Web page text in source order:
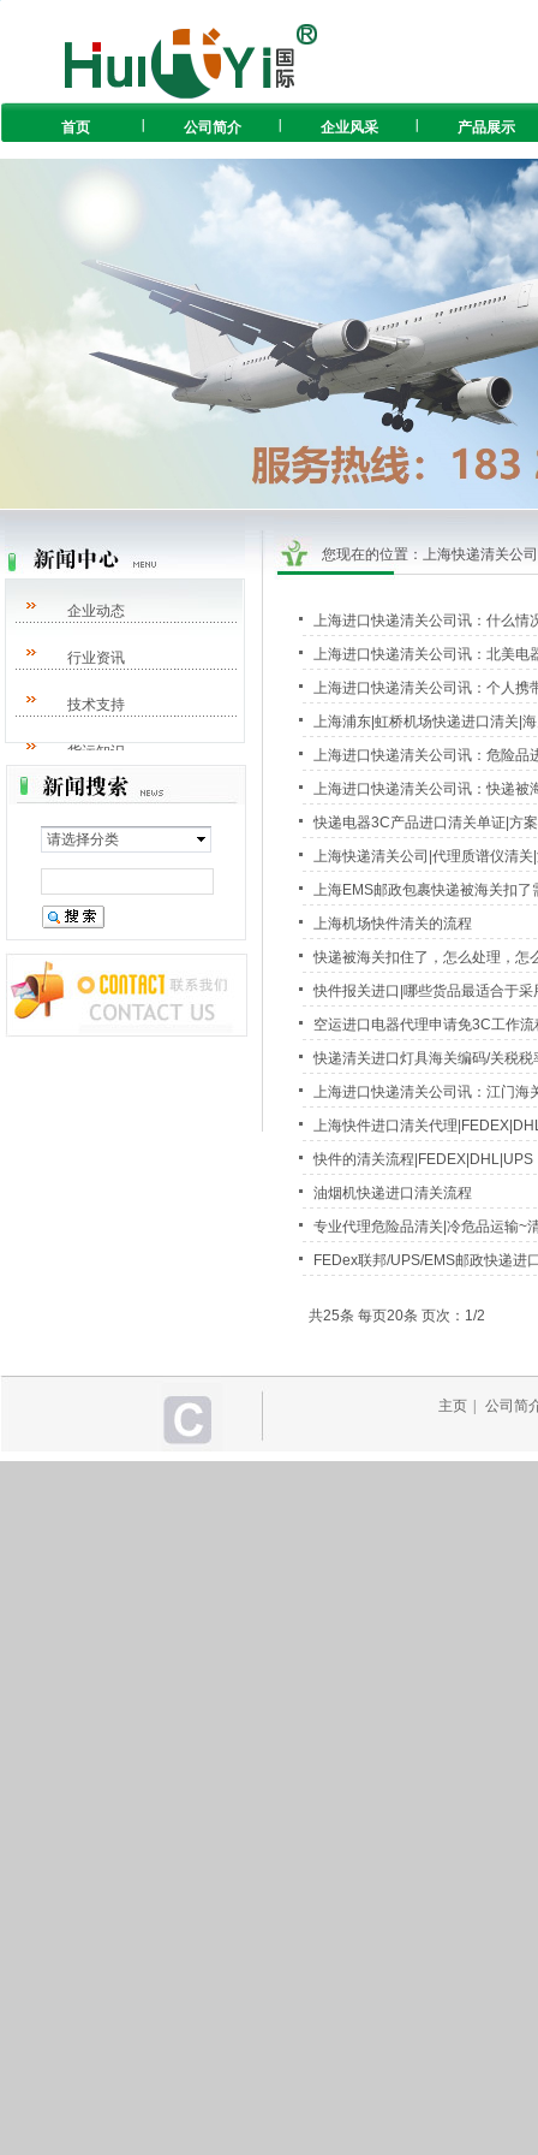
首页 公司简介 企业风采 产品展示
企业动态
行业资讯
技术支持
货运知识
进口知识
您现在的位置： 上海快递清关公
上海进口快递清关公司讯：什么情
上海进口快递清关公司讯：北美电
上海进口快递清关公司讯：个人携
上海浦东|虹桥机场快递进口清关|
上海进口快递清关公司讯：危险品
上海进口快递清关公司讯：快递被
快递电器3C产品进口清关单证|方
上海快递清关公司|代理质谱仪清
上海EMS邮政包裹快递被海关扣了
上海机场快件清关的流程
快递被海关扣住了，怎么处理，怎
快件报关进口|哪些货品最适合于采
空运进口电器代理申请免3C工作流
快递清关进口灯具海关编码/关税税
上海进口快递清关公司讯：江门海
上海快件进口清关代理
快件的清关流程|FEDEX|DHL|UPS
油烟机快递进口清关流程
专业代理危险品清关|冷危品运输~
FEDex联邦/UPS/EMS邮政快递进
共25条 每页20条 页次：1/2
请选择分类
主页 公司简